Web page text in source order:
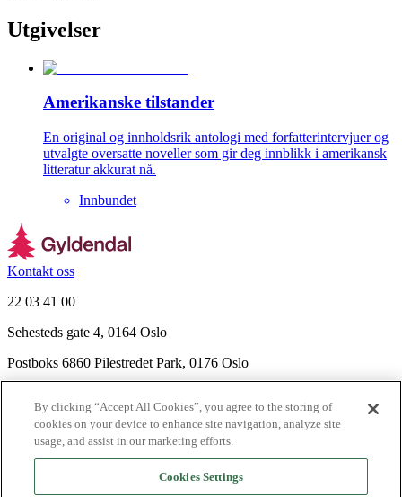
Utgivelser
Amerikanske tilstander
En original og innholdsrik antologi med forfatterintervjuer og
utvalgte oversatte noveller som gir deg innblikk i amerikansk
litteratur akkurat nå.
Innbundet
Kontakt oss
22 03 41 00
Sehesteds gate 4, 0164 Oslo
Postboks 6860 Pilestredet Park, 0176 Oslo
Nyhetsbrev
Ledige stillinger
Send inn manus
By clicking “Accept All Cookies”, you agree to the storing of
cookies on your device to enhance site navigation, analyze site
usage, and assist in our marketing efforts.
Cookies Settings